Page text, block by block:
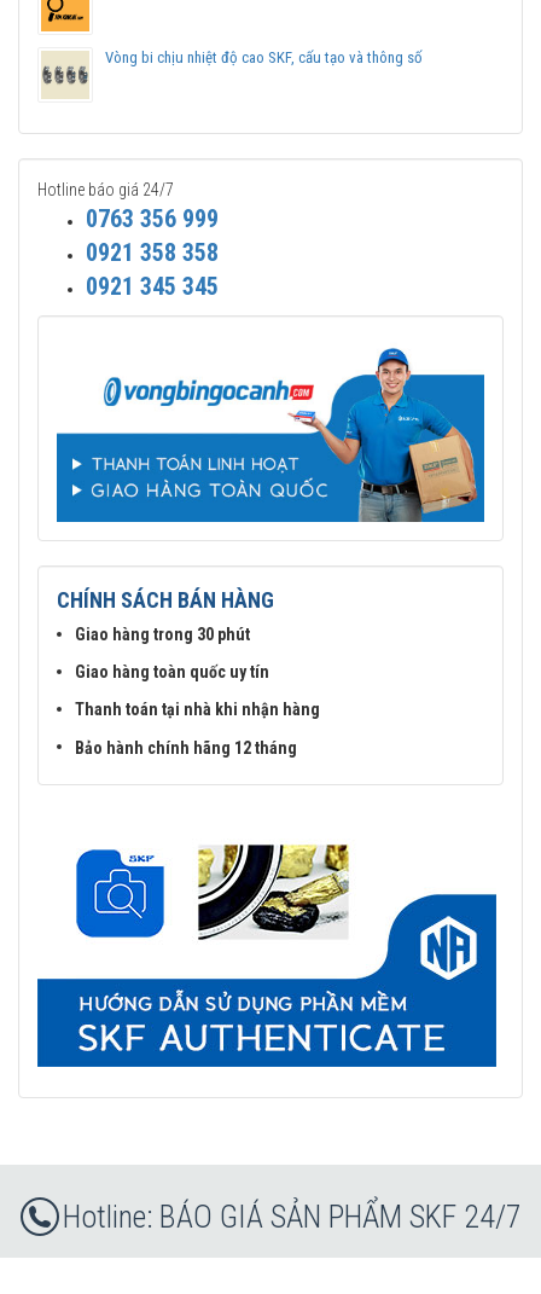
Vòng bi chịu nhiệt độ cao SKF, cấu tạo và thông số
Hotline báo giá 24/7
0763 356 999
0921 358 358
0921 345 345
CHÍNH SÁCH BÁN HÀNG
Giao hàng trong 30 phút
Giao hàng toàn quốc uy tín
Thanh toán tại nhà khi nhận hàng
Bảo hành chính hãng 12 tháng
BÁO GIÁ SẢN PHẨM SKF 24/7